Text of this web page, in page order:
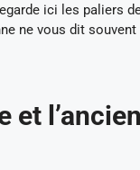
ici les paliers
ne vous dit
et